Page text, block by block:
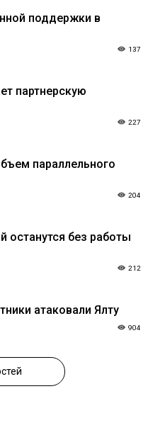
поддержки в
137
партнерскую
227
параллельного
204
останутся без работы
212
атаковали Ялту
904